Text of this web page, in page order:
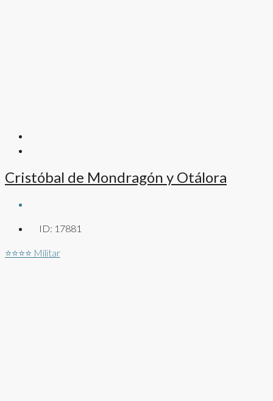
Cristóbal de Mondragón y Otálora
ID: 17881
⭐⭐⭐⭐ Militar